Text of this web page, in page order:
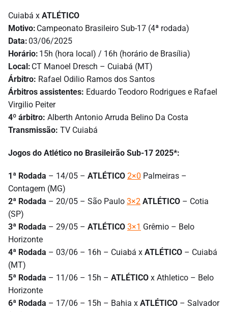
Cuiabá x ATLÉTICO
Motivo: Campeonato Brasileiro Sub-17 (4ª rodada)
Data: 03/06/2025
Horário: 15h (hora local) / 16h (horário de Brasília)
Local: CT Manoel Dresch – Cuiabá (MT)
Árbitro: Rafael Odilio Ramos dos Santos
Árbitros assistentes: Eduardo Teodoro Rodrigues e Rafael
Virgilio Peiter
4º árbitro: Alberth Antonio Arruda Belino Da Costa
Transmissão: TV Cuiabá
Jogos do Atlético no Brasileirão Sub-17 2025*:
1ª Rodada – 14/05 – ATLÉTICO 2×0 Palmeiras –
Contagem (MG)
2ª Rodada – 20/05 – São Paulo 3×2 ATLÉTICO – Cotia
(SP)
3ª Rodada – 29/05 – ATLÉTICO 3×1 Grêmio – Belo
Horizonte
4ª Rodada – 03/06 – 16h – Cuiabá x ATLÉTICO – Cuiabá
(MT)
5ª Rodada – 11/06 – 15h – ATLÉTICO x Athletico – Belo
Horizonte
6ª Rodada – 17/06 – 15h – Bahia x ATLÉTICO – Salvador